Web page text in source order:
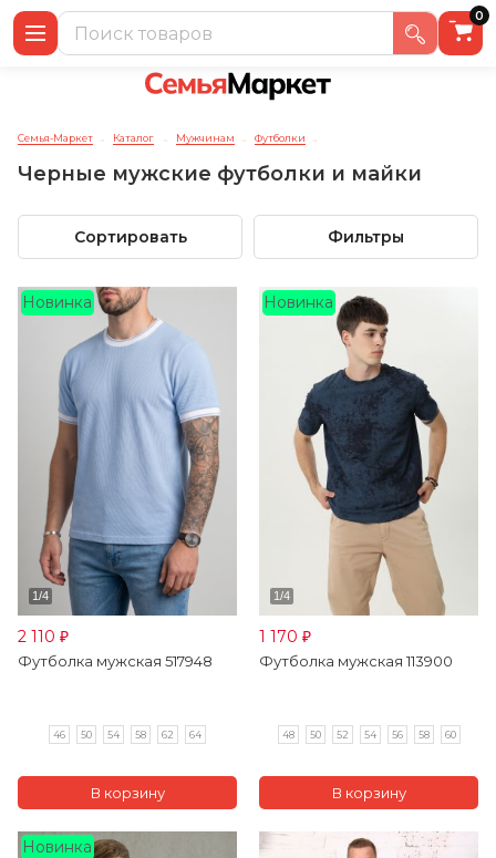
0
Семья-Маркет → Каталог → Мужчинам → Футболки →
Черные мужские футболки и майки
Сортировать Фильтры
Новинка
2 110 ₽
Футболка мужская 517948
46 50 54 58 62 64
Новинка
1 170 ₽
Футболка мужская 113900
48 50 52 54 56 58 60
Новинка